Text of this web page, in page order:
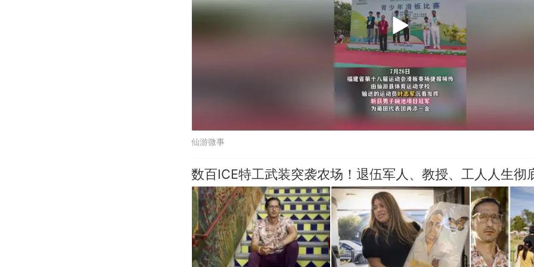
仙游微事
数百ICE特工武装突袭农场！退伍军人、教授、工人人生彻